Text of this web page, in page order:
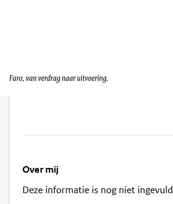
Over mij
Deze informatie is nog niet ingevuld